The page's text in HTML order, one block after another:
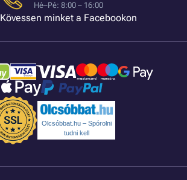
Hé–Pé: 8:00 – 16:00
Kövessen minket a Facebookon
Olcsóbbat.hu – Spórolni
tudni kell